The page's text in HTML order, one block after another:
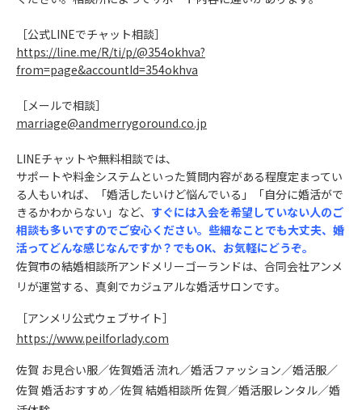
［公式LINEでチャット相談］
https://line.me/R/ti/p/@354okhva?
from=page&accountId=354okhva
［メールで相談］
marriage@andmerrygoround.co.jp
LINEチャットや無料相談では、
サポートや料金システムといった質問内容がある程度定まってい
る人もいれば、「婚活したいけど悩んでいる」「自分に婚活がで
きるかわからない」など、 すぐには入会を希望していない人のご
相談も多いですのでご安心ください。些細なことでも大丈夫、婚
活ってどんな感じなんですか？でもOK、お気軽にどうぞ。
佐賀市の結婚相談所アンドメリーゴーランドは、合同会社アンメ
リが運営する、真剣でカジュアルな婚活サロンです。
［アンメリ公式ウェブサイト］
https://www.peilforlady.com
佐賀 お見合い服／佐賀婚活 流れ／婚活ファッション／婚活服／
佐賀 婚活おすすめ／佐賀 結婚相談所 佐賀／婚活服レンタル／婚